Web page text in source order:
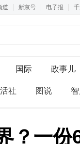
道 新京号 电子报
国际 政事儿
社 图说
？一份